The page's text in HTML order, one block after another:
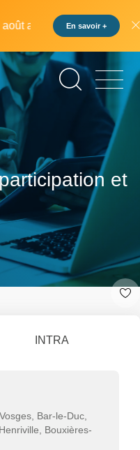
au pôle formation UIMM
En savoir +
et
INTRA
Bar-le-Duc,
Bouxières-